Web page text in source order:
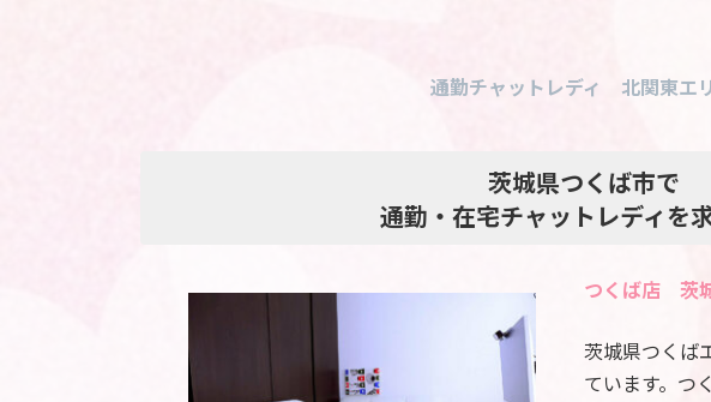
通勤チャットレディ 北関東エ
茨城県つくば市で
通勤・在宅チャットレディを
つくば店 茨
茨城県つくば
ています。つ